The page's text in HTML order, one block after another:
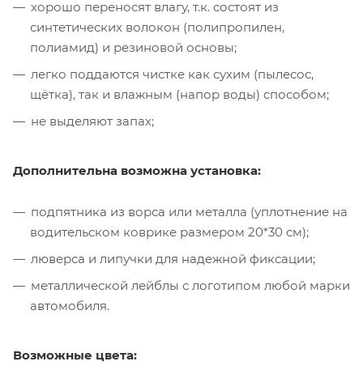
хорошо переносят влагу, т.к. состоят из
синтетических волокон (полипропилен,
полиамид) и резиновой основы;
легко поддаются чистке как сухим (пылесос,
щётка), так и влажным (напор воды) способом;
не выделяют запах;
Дополнительна возможна установка:
подпятника из ворса или металла (уплотнение на
водительском коврике размером 20*30 см);
люверса и липучки для надежной фиксации;
металлической лейблы с логотипом любой марки
автомобиля.
Возможные цвета: